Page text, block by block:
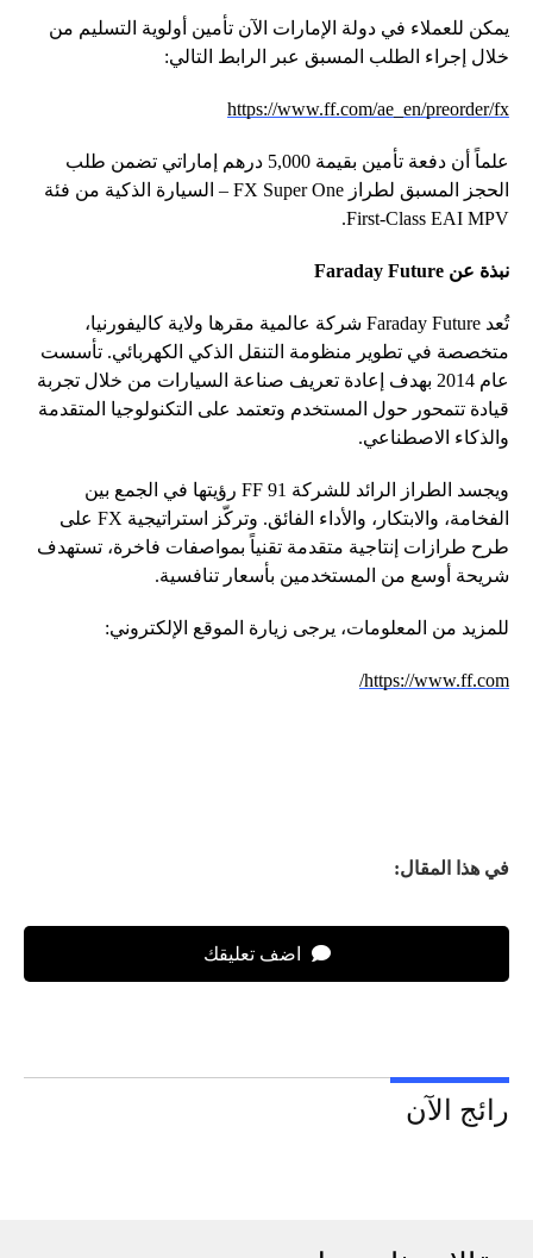
يمكن للعملاء في دولة الإمارات الآن تأمين أولوية التسليم من
خلال إجراء الطلب المسبق عبر الرابط التالي:
https://www.ff.com/ae_en/preorder/fx
علماً أن دفعة تأمين بقيمة 5,000 درهم إماراتي تضمن طلب
الحجز المسبق لطراز FX Super One – السيارة الذكية من فئة
First-Class EAI MPV.
نبذة عن Faraday Future
تُعد Faraday Future شركة عالمية مقرها ولاية كاليفورنيا،
متخصصة في تطوير منظومة التنقل الذكي الكهربائي. تأسست
عام 2014 بهدف إعادة تعريف صناعة السيارات من خلال تجربة
قيادة تتمحور حول المستخدم وتعتمد على التكنولوجيا المتقدمة
والذكاء الاصطناعي.
ويجسد الطراز الرائد للشركة FF 91 رؤيتها في الجمع بين
الفخامة، والابتكار، والأداء الفائق. وتركّز استراتيجية FX على
طرح طرازات إنتاجية متقدمة تقنياً بمواصفات فاخرة، تستهدف
شريحة أوسع من المستخدمين بأسعار تنافسية.
للمزيد من المعلومات، يرجى زيارة الموقع الإلكتروني:
https://www.ff.com/
في هذا المقال:
اضف تعليقك
رائج الآن